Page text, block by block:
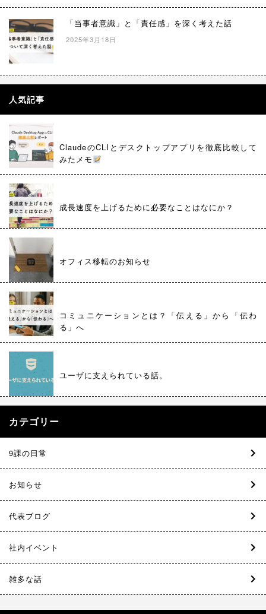
「当事者意識」と「責任感」を深く考えた話
2025年3月18日
人気記事
ClaudeのCLIとデスクトップアプリを徹底比較して
みたメモ
成長速度を上げるために必要なことはなにか？
オフィス移転のお知らせ
コミュニケーションとは？「伝える」から「伝わ
る」へ
ユーザに支えられている話。
カテゴリー
9課の日常
お知らせ
代表ブログ
社内イベント
雑多な話